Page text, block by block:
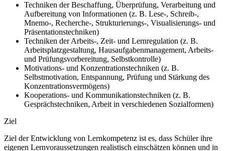
Techniken der Beschaffung, Überprüfung, Verarbeitung und
Aufbereitung von Informationen (z. B. Lese-, Schreib-,
Mnemo-, Recherche-, Strukturierungs-, Visualisierungs- und
Präsentationstechniken)
Techniken der Arbeits-, Zeit- und Lernregulation (z. B.
Arbeitsplatzgestaltung, Hausaufgabenmanagement, Arbeits-
und Prüfungsvorbereitung, Selbstkontrolle)
Motivations- und Konzentrationstechniken (z. B.
Selbstmotivation, Entspannung, Prüfung und Stärkung des
Konzentrationsvermögens)
Kooperations- und Kommunikationstechniken (z. B.
Gesprächstechniken, Arbeit in verschiedenen Sozialformen)
Ziel
Ziel der Entwicklung von Lernkompetenz ist es, dass Schüler ihre
eigenen Lernvoraussetzungen realistisch einschätzen können und in